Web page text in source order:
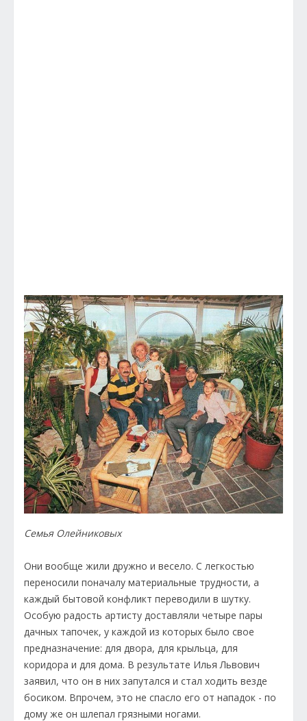
Семья Олейниковых
Они вообще жили дружно и весело. С легкостью
переносили поначалу материальные трудности, а
каждый бытовой конфликт переводили в шутку.
Особую радость артисту доставляли четыре пары
дачных тапочек, у каждой из которых было свое
предназначение: для двора, для крыльца, для
коридора и для дома. В результате Илья Львович
заявил, что он в них запутался и стал ходить везде
босиком. Впрочем, это не спасло его от нападок - по
дому же он шлепал грязными ногами.